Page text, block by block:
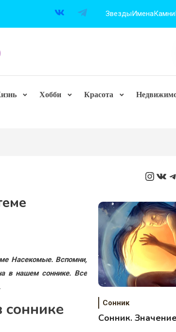
ЗвездыИменаКамни
Хобби Красота
Насекомые. Вспомни,
в нашем соннике. Все
соннике Сонник
Сонник.